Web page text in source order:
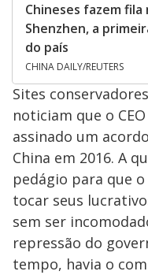
Chineses fazem
Shenzhen, a
do país
CHINA DAILY/REUTERS
Sites
noticiam que o
assinado um
China em 2016. A
pedágio para que
tocar seus
sem ser
repressão do
tempo, havia o